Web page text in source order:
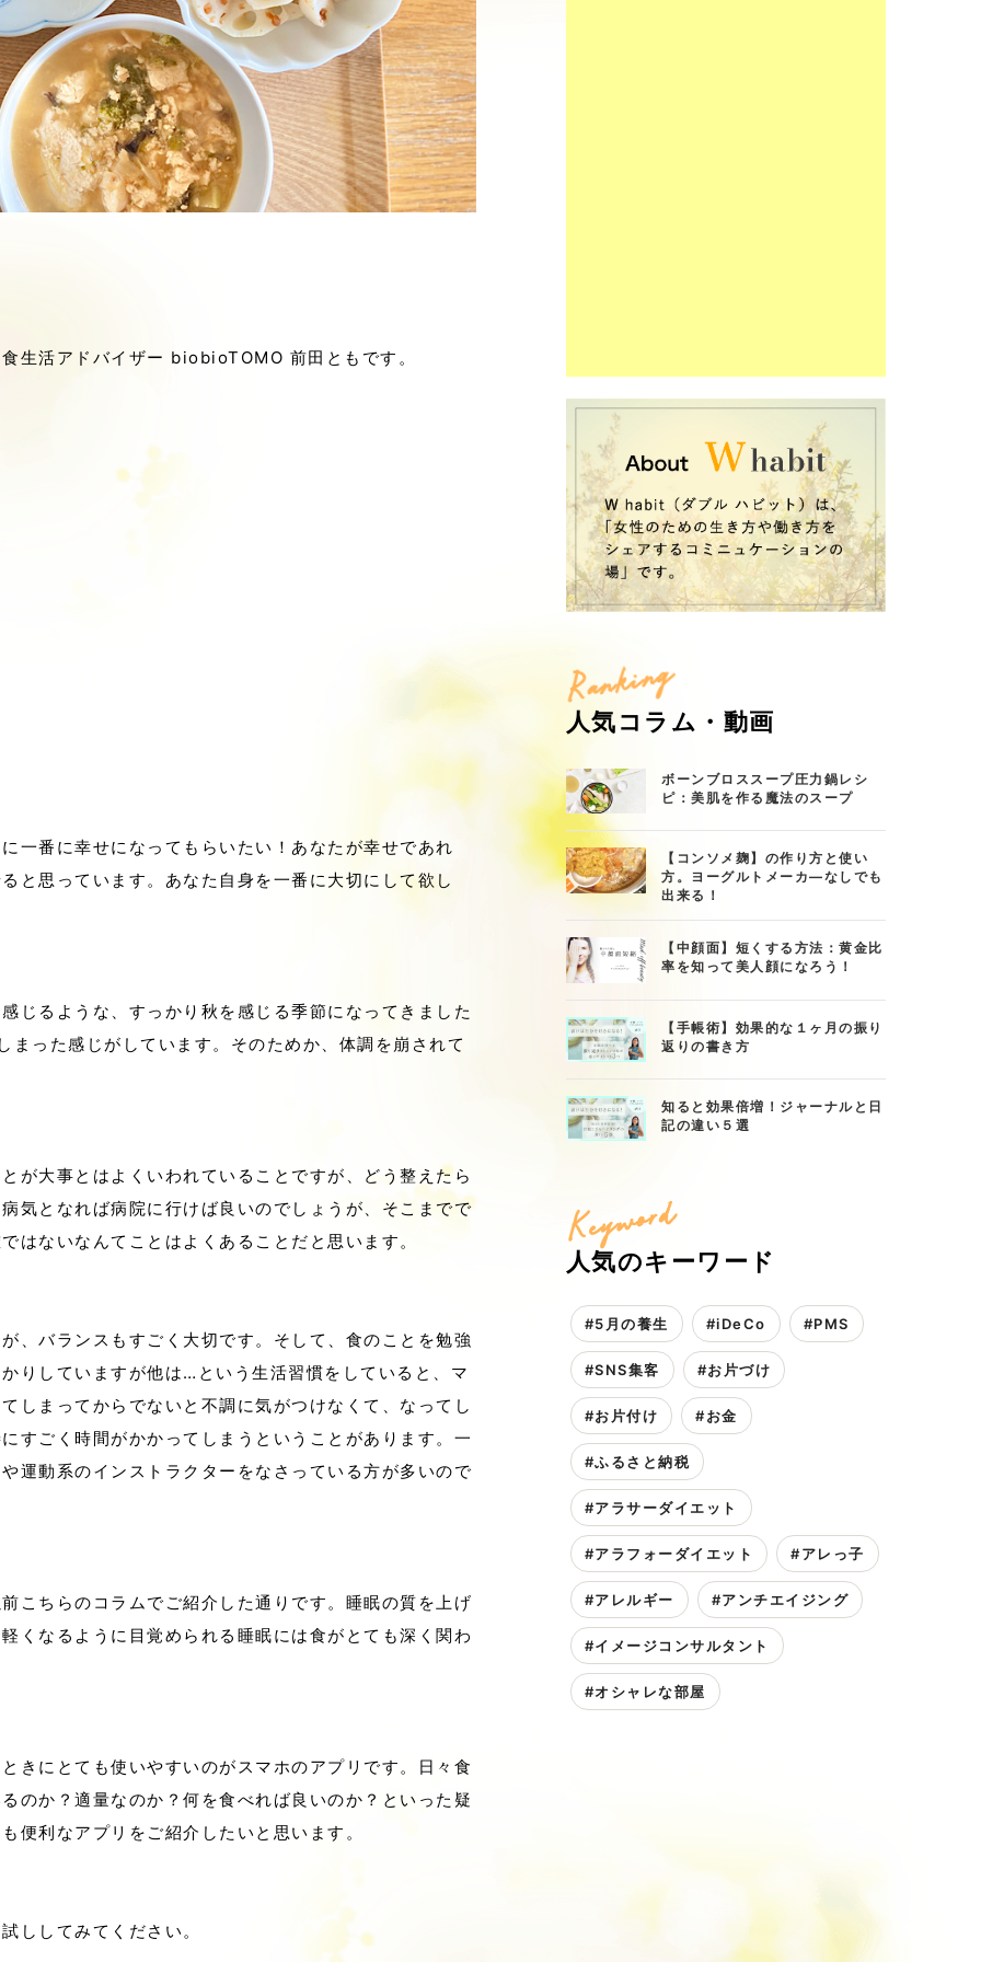
生活アドバイザー biobioTOMO 前田ともです。
一番に幸せになってもらいたい！あなたが幸せであれ
と思っています。あなた自身を一番に大切にして欲し
じるような、すっかり秋を感じる季節になってきました
った感じがしています。そのためか、体調を崩されて
が大事とはよくいわれていることですが、どう整えたら
気となれば病院に行けば良いのでしょうが、そこまでで
はないなんてことはよくあることだと思います。
、バランスもすごく大切です。そして、食のことを勉強
りしていますが他は…という生活習慣をしていると、マ
しまってからでないと不調に気がつけなくて、なってし
すごく時間がかかってしまうということがあります。一
運動系のインストラクターをなさっている方が多いので
こちらのコラムでご紹介した通りです。睡眠の質を上げ
くなるように目覚められる睡眠には食がとても深く関わ
きにとても使いやすいのがスマホのアプリです。日々食
のか？適量なのか？何を食べれば良いのか？といった疑
便利なアプリをご紹介したいと思います。
ししてみてください。
Ranking
人気コラム・動画
ボーンブロススープ圧力鍋レシ
ピ：美肌を作る魔法のスープ
【コンソメ麹】の作り方と使い
方。ヨーグルトメーカ―なしでも
出来る！
【中顔面】短くする方法：黄金比
率を知って美人顔になろう！
【手帳術】効果的な１ヶ月の振り
返りの書き方
知ると効果倍増！ジャーナルと日
記の違い５選
Keyword
人気のキーワード
#5月の養生 #iDeCo #PMS
#SNS集客 #お片づけ
#お片付け #お金
#ふるさと納税
#アラサーダイエット
#アラフォーダイエット #アレっ子
#アレルギー #アンチエイジング
#イメージコンサルタント
#オシャレな部屋